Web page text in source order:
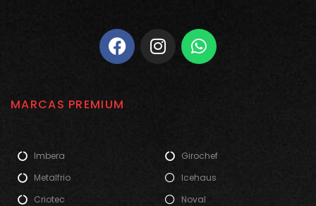
MARCAS PREMIUM
Imbera
Metalfrio
Criotec
Girochef
Icehaus
Noval